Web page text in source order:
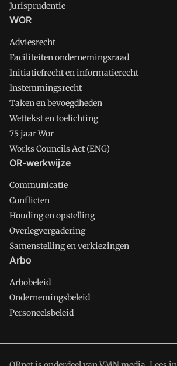
Jurisprudentie
WOR
Adviesrecht
Faciliteiten ondernemingsraad
Initiatiefrecht en informatierecht
Instemmingsrecht
Taken en bevoegdheden
Wettekst en toelichting
75 jaar Wor
Works Councils Act (ENG)
OR-werkwijze
Communicatie
Conflicten
Houding en opstelling
Overlegvergadering
Samenstelling en verkiezingen
Arbo
Arbobeleid
Ondernemingsbeleid
Personeelsbeleid